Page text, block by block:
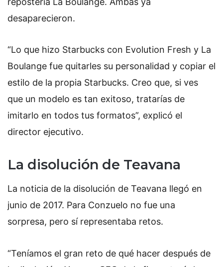
desaparecieron.
“Lo que hizo Starbucks con Evolution Fresh y La
Boulange fue quitarles su personalidad y copiar el
estilo de la propia Starbucks. Creo que, si ves
que un modelo es tan exitoso, tratarías de
imitarlo en todos tus formatos”, explicó el
director ejecutivo.
La disolución de Teavana
La noticia de la disolución de Teavana llegó en
junio de 2017. Para Conzuelo no fue una
sorpresa, pero sí representaba retos.
“Teníamos el gran reto de qué hacer después de